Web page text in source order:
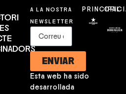
A LA NOSTRA
NEWSLETTER
ENVIAR
Esta web ha sido
desarrollada
PRINCIPAL